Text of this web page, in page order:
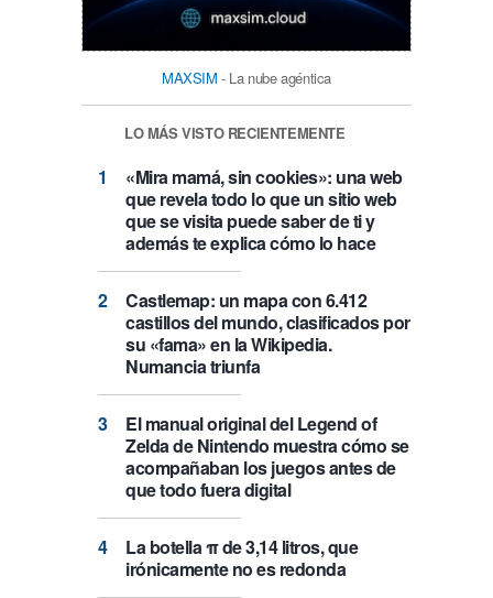
MAXSIM - La nube agéntica
LO MÁS VISTO RECIENTEMENTE
«Mira mamá, sin cookies»: una web
que revela todo lo que un sitio web
que se visita puede saber de ti y
además te explica cómo lo hace
Castlemap: un mapa con 6.412
castillos del mundo, clasificados por
su «fama» en la Wikipedia.
Numancia triunfa
El manual original del Legend of
Zelda de Nintendo muestra cómo se
acompañaban los juegos antes de
que todo fuera digital
La botella π de 3,14 litros, que
irónicamente no es redonda